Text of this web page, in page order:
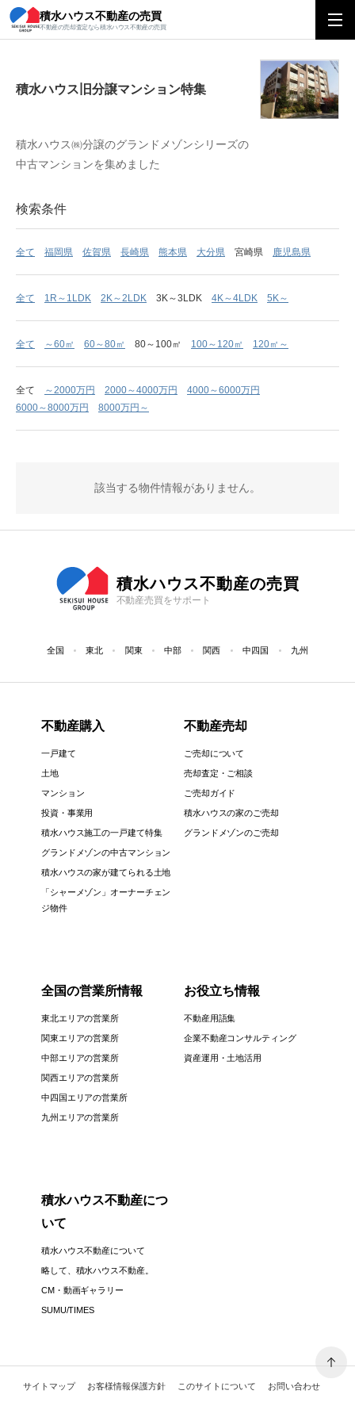
積水ハウス不動産の売買
不動産の売却査定なら積水ハウス不動産の売買
積水ハウス旧分譲マンション特集
積水ハウス旧分譲マンション特集
積水ハウス㈱分譲のグランドメゾンシリーズの
中古マンションを集めました
検索条件
全て 福岡県 佐賀県 長崎県 熊本県 大分県 宮崎県 鹿児島県
全て 1R～1LDK 2K～2LDK 3K～3LDK 4K～4LDK 5K～
全て ～60㎡ 60～80㎡ 80～100㎡ 100～120㎡ 120㎡～
全て ～2000万円 2000～4000万円
4000～6000万円
6000～8000万円
8000万円～
該当する物件情報がありません。
積水ハウス不動産の売買
不動産売買をサポート
全国 東北 関東 中部 関西 中四国 九州
不動産購入
一戸建て
土地
マンション
投資・事業用
積水ハウス施工の一戸建て特集
グランドメゾンの中古マンション
積水ハウスの家が建てられる土地
「シャーメゾン」オーナーチェン
ジ物件
不動産売却
ご売却について
売却査定・ご相談
ご売却ガイド
積水ハウスの家のご売却
グランドメゾンのご売却
全国の営業所情報
東北エリアの営業所
関東エリアの営業所
中部エリアの営業所
関西エリアの営業所
中四国エリアの営業所
九州エリアの営業所
お役立ち情報
不動産用語集
企業不動産コンサルティング
資産運用・土地活用
積水ハウス不動産につ
いて
積水ハウス不動産について
略して、積水ハウス不動産。
CM・動画ギャラリー
SUMU/TIMES
サイトマップ お客様情報保護方針 このサイトについて お問い合わせ